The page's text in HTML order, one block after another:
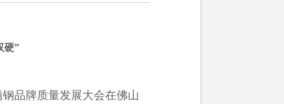
大会的通知
硬”
品牌质量发展大会在佛山